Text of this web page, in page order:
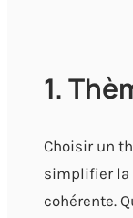
1.
Choisir un
simplifier la
cohérente.